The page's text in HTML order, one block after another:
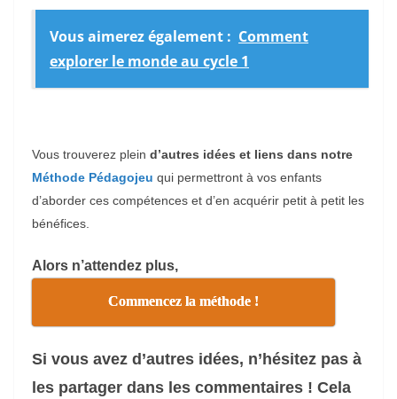
Vous aimerez également : Comment
explorer le monde au cycle 1
Vous trouverez plein d’autres idées et liens dans notre
Méthode Pédagojeu qui permettront à vos enfants
d’aborder ces compétences et d’en acquérir petit à petit les
bénéfices.
Alors n’attendez plus,
Commencez la méthode !
Si vous avez d’autres idées, n’hésitez pas à
les partager dans les commentaires ! Cela